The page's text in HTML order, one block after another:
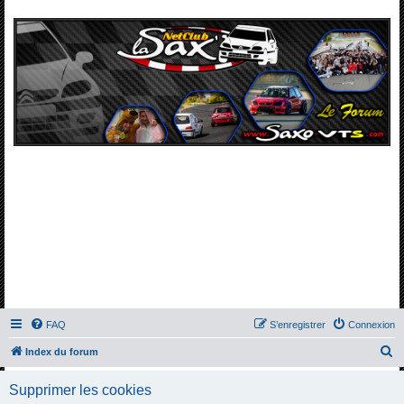
FAQ Connexion
S’enregistrer
Index du forum
Supprimer les cookies